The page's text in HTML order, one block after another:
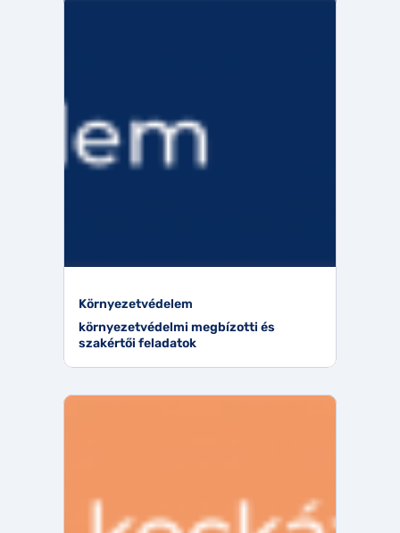
Környezetvédelem
környezetvédelmi megbízotti és
szakértői feladatok